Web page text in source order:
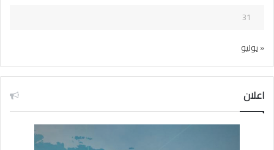
31
« يوليو
اعلان